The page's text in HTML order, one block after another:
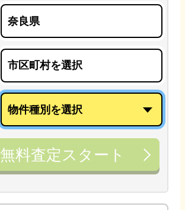
無料査定スタート